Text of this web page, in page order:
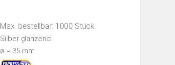
Max. bestellbar: 1000 Stück.
Silber glänzend
ø = 35 mm